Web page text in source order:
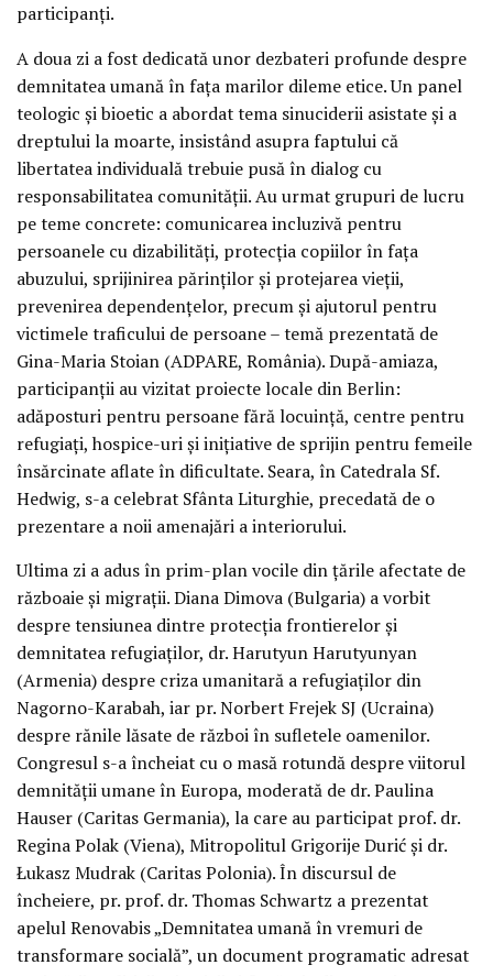
participanți.
A doua zi a fost dedicată unor dezbateri profunde despre
demnitatea umană în fața marilor dileme etice. Un panel
teologic și bioetic a abordat tema sinuciderii asistate și a
dreptului la moarte, insistând asupra faptului că
libertatea individuală trebuie pusă în dialog cu
responsabilitatea comunității. Au urmat grupuri de lucru
pe teme concrete: comunicarea incluzivă pentru
persoanele cu dizabilități, protecția copiilor în fața
abuzului, sprijinirea părinților și protejarea vieții,
prevenirea dependențelor, precum și ajutorul pentru
victimele traficului de persoane – temă prezentată de
Gina-Maria Stoian (ADPARE, România). După-amiaza,
participanții au vizitat proiecte locale din Berlin:
adăposturi pentru persoane fără locuință, centre pentru
refugiați, hospice-uri și inițiative de sprijin pentru femeile
însărcinate aflate în dificultate. Seara, în Catedrala Sf.
Hedwig, s-a celebrat Sfânta Liturghie, precedată de o
prezentare a noii amenajări a interiorului.
Ultima zi a adus în prim-plan vocile din țările afectate de
războaie și migrații. Diana Dimova (Bulgaria) a vorbit
despre tensiunea dintre protecția frontierelor și
demnitatea refugiaților, dr. Harutyun Harutyunyan
(Armenia) despre criza umanitară a refugiaților din
Nagorno-Karabah, iar pr. Norbert Frejek SJ (Ucraina)
despre rănile lăsate de război în sufletele oamenilor.
Congresul s-a încheiat cu o masă rotundă despre viitorul
demnității umane în Europa, moderată de dr. Paulina
Hauser (Caritas Germania), la care au participat prof. dr.
Regina Polak (Viena), Mitropolitul Grigorije Durić și dr.
Łukasz Mudrak (Caritas Polonia). În discursul de
încheiere, pr. prof. dr. Thomas Schwartz a prezentat
apelul Renovabis „Demnitatea umană în vremuri de
transformare socială”, un document programatic adresat